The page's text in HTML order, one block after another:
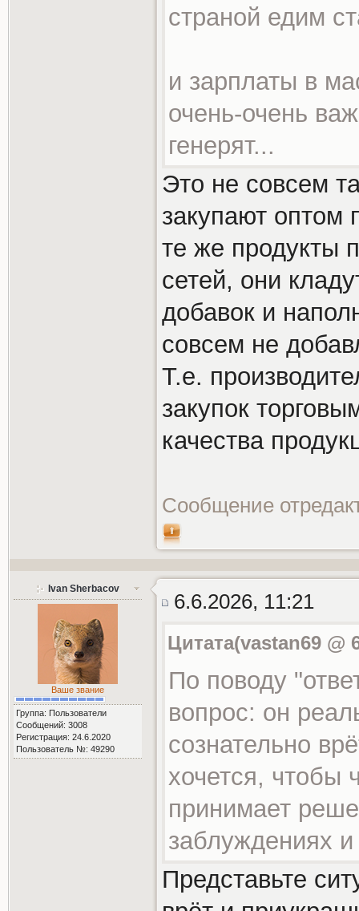
страной едим
и зарплаты в
очень-очень
генерят...
Это не совсем
закупают оптом
те же продукты
сетей, они
добавок и
совсем не
Т.е.
закупок
качества
Сообщение
Ivan Sherbacov
Ваше звание
Группа: Пользователи
Сообщений: 3008
Регистрация: 24.6.2020
Пользователь №: 49290
6.6.2026, 11:21
Цитата(vastan69 @
По поводу
вопрос: он
сознательно
хочется, чтобы
принимает
заблуждениях
Представьте